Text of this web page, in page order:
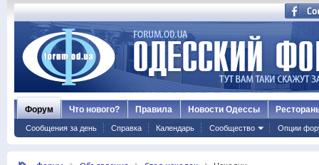
Форум
Сообщения за день Справка Календарь Сообщество Опции
Что нового? Правила Новости Одессы